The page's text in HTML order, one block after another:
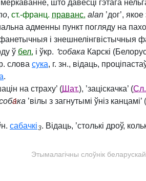
што давесці гэтага
, ст.-франц. праванс. alan ’дог’, якое
адменны пункт погляду на
і знешнелінгвістычныя
ў бел. і ўкр. ⁺собака Карскі
слова сука, г. зн., відаць,
.
на страху’ (Шат.), ’заціскачка’ (
а́ка ’вілы з загнутымі ўніз канцамі’ (
сабачкі3. Відаць, ’столькі дроў,
Этымалагічны слоўнік